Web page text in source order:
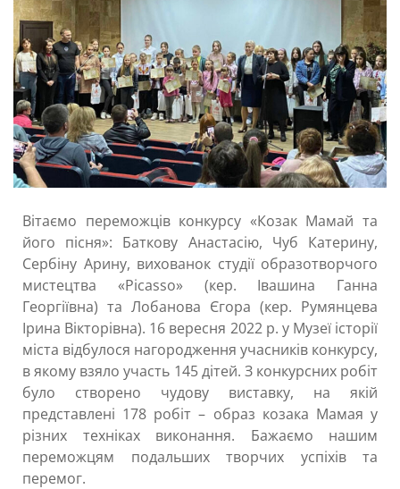
Вітаємо переможців конкурсу «Козак Мамай та
його пісня»: Баткову Анастасію, Чуб Катерину,
Сербіну Арину, вихованок студії образотворчого
мистецтва «Picasso» (кер. Івашина Ганна
Георгіївна) та Лобанова Єгора (кер. Румянцева
Ірина Вікторівна). 16 вересня 2022 р. у Музеї історії
міста відбулося нагородження учасників конкурсу,
в якому взяло участь 145 дітей. З конкурсних робіт
було створено чудову виставку, на якій
представлені 178 робіт – образ козака Мамая у
різних техніках виконання. Бажаємо нашим
переможцям подальших творчих успіхів та
перемог.